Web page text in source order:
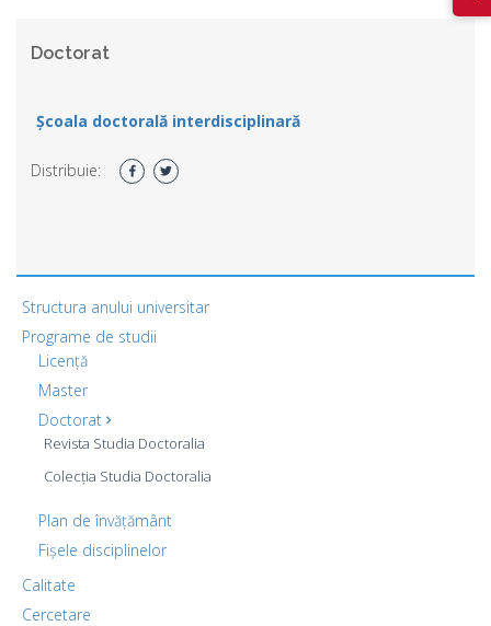
Doctorat
Școala doctorală interdisciplinară
Distribuie:
Structura anului universitar
Programe de studii
Licență
Master
Doctorat
Revista Studia Doctoralia
Colecția Studia Doctoralia
Plan de învățământ
Fișele disciplinelor
Calitate
Cercetare